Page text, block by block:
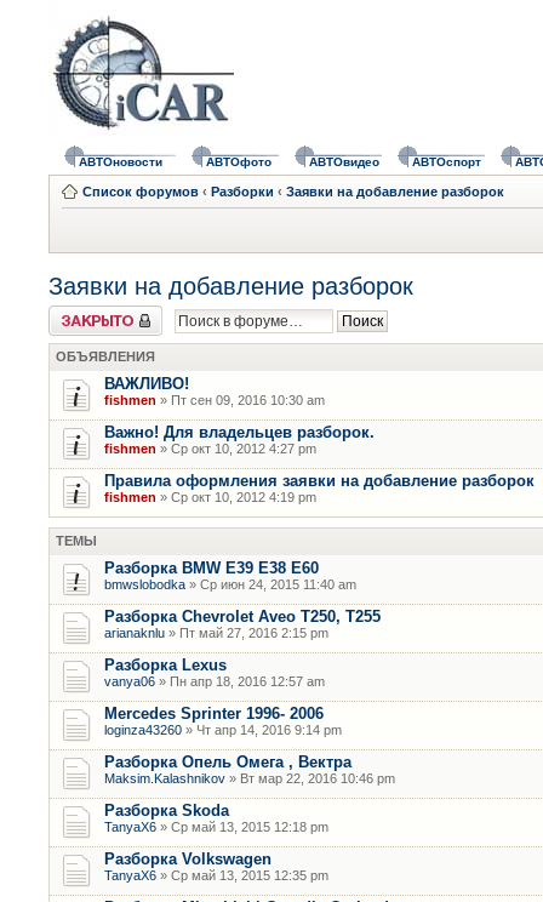
АВТОновости АВТОфото АВТОвидео АВТОспорт
Список форумов ‹ Разборки ‹ Заявки на добавление разборок
Заявки на добавление разборок
Форум закрыт
ОБЪЯВЛЕНИЯ
ВАЖЛИВО!
fishmen » Пт сен 09, 2016 10:30 am
Важно! Для владельцев разборок.
fishmen » Ср окт 10, 2012 4:27 pm
Правила оформления заявки на добавление разборок
fishmen » Ср окт 10, 2012 4:19 pm
ТЕМЫ
Разборка BMW E39 E38 E60
bmwslobodka » Ср июн 24, 2015 11:40 am
Разборка Chevrolet Aveo T250, T255
arianaknlu » Пт май 27, 2016 2:15 pm
Разборка Lexus
vanya06 » Пн апр 18, 2016 12:57 am
Mercedes Sprinter 1996- 2006
loginza43260 » Чт апр 14, 2016 9:14 pm
Разборка Опель Омега , Вектра
Maksim.Kalashnikov » Вт мар 22, 2016 10:46 pm
Разборка Skoda
TanyaX6 » Ср май 13, 2015 12:18 pm
Разборка Volkswagen
TanyaX6 » Ср май 13, 2015 12:35 pm